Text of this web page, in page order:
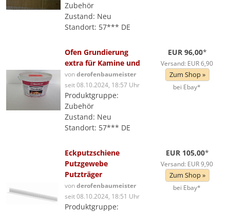
Zubehör
Zustand: Neu
Standort: 57*** DE
Ofen Grundierung
extra für Kamine und
vonderofenbaumeister
seit 08.10.2024, 18:57 Uhr
Produktgruppe:
Zubehör
Zustand: Neu
Standort: 57*** DE
EUR 96,00*
Versand: EUR 6,90
Zum Shop »
bei Ebay*
Eckputzschiene
Putzgewebe
Putzträger
vonderofenbaumeister
seit 08.10.2024, 18:51 Uhr
Produktgruppe:
EUR 105,00*
Versand: EUR 9,90
Zum Shop »
bei Ebay*